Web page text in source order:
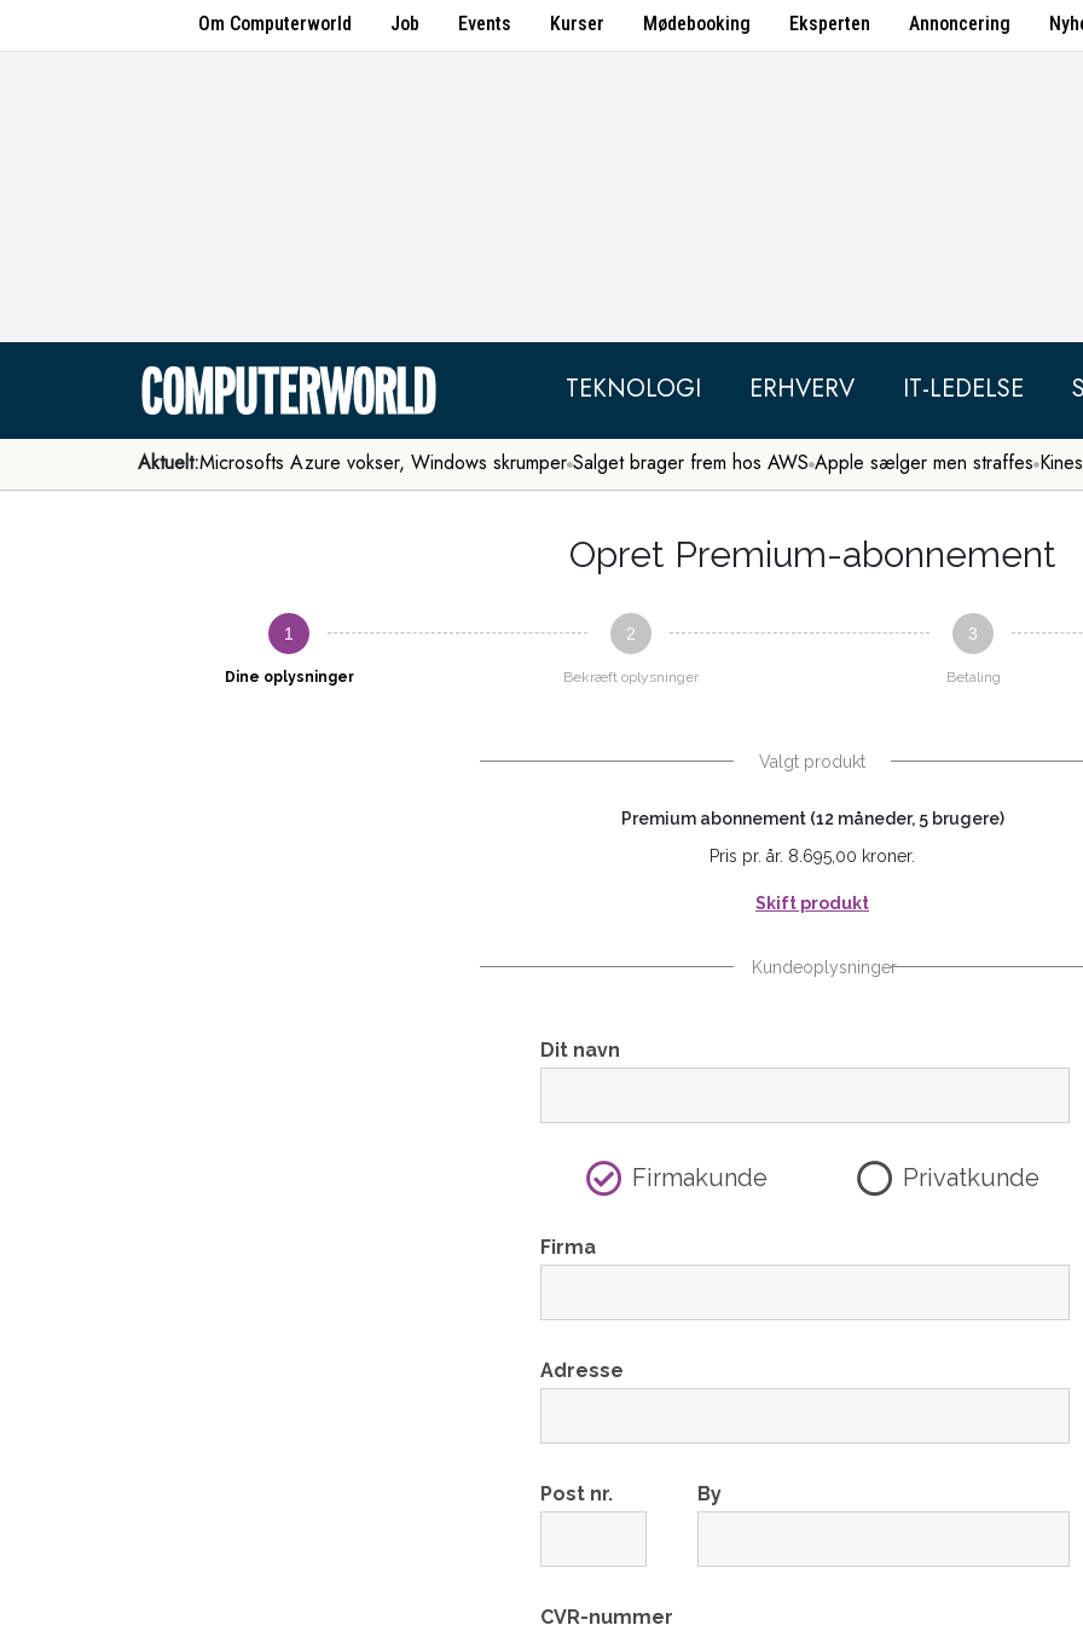
Om Computerworld Job Events Kurser Mødebooking Eksperten Annoncering
TEKNOLOGI ERHVERV IT-LEDELSE
Aktuelt:Microsofts Azure vokser, Windows skrumper Salget brager frem hos AWS Apple sælger men straffes
Opret Premium-abonnement
1
Dine oplysninger
2
Bekræft oplysninger
3
Betaling
Valgt produkt
Premium abonnement (12 måneder, 5 brugere)
Pris pr. år. 8.695,00 kroner.
Skift produkt
Kundeoplysninger
Dit navn
Firmakunde Privatkunde
Firma
Adresse
Post nr. By
CVR-nummer